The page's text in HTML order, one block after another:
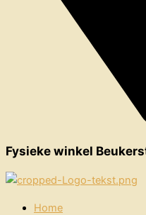
Fysieke winkel
Home